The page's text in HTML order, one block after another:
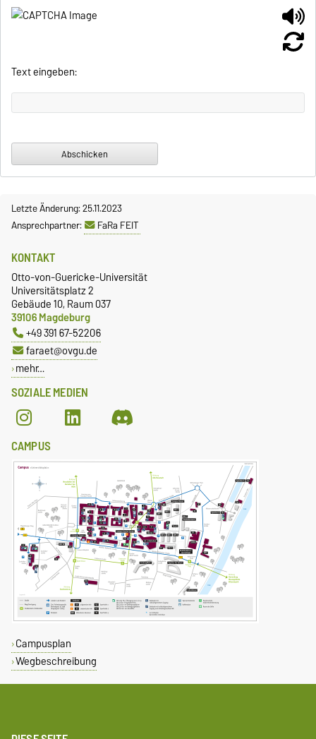
Text eingeben:
Letzte Änderung: 25.11.2023
Ansprechpartner:
FaRa FEIT
SOZIALE MEDIEN
KONTAKT
Otto-von-Guericke-Universität
Universitätsplatz 2
Gebäude 10, Raum 037
39106 Magdeburg
+49 391 67-52206
faraet@ovgu.de
mehr…
CAMPUS
Campusplan
Wegbeschreibung